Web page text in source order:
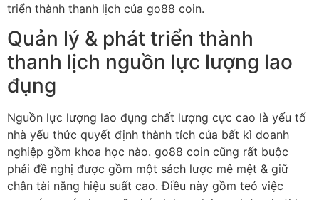
triển thành thanh lịch của go88 coin.
Quản lý & phát triển thành
thanh lịch nguồn lực lượng lao
đụng
Nguồn lực lượng lao đụng chất lượng cực cao là yếu tố
nhà yếu thức quyết định thành tích của bất kì doanh
nghiệp gồm khoa học nào. go88 coin cũng rất buộc
phải đề nghị được gồm một sách lược mê mệt & giữ
chân tài năng hiệu suất cao. Điều này gồm teó việc